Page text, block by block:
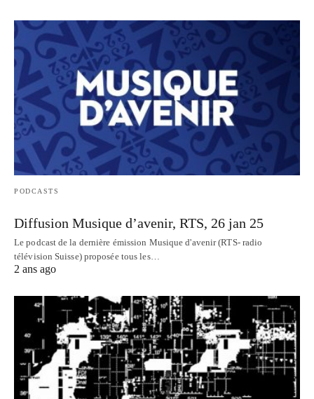
PODCASTS
Diffusion Musique d’avenir, RTS, 26 jan 25
Le podcast de la dernière émission Musique d'avenir (RTS- radio
télévision Suisse) proposée tous les…
2 ans ago